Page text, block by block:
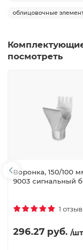
облицовочные
посмотреть
Воронка, 150/100
9003 сигнальный
1 отзыв
296.27 руб. /